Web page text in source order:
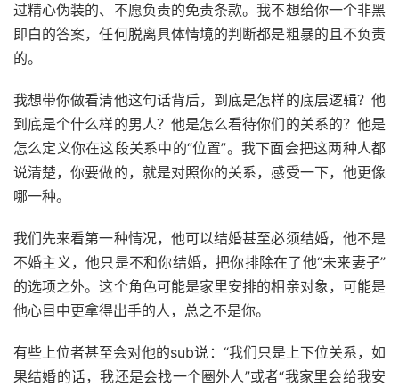
过精心伪装的、不愿负责的免责条款。我不想给你一个非黑
即白的答案，任何脱离具体情境的判断都是粗暴的且不负责
的。
我想带你做看清他这句话背后，到底是怎样的底层逻辑？他
到底是个什么样的男人？他是怎么看待你们的关系的？他是
怎么定义你在这段关系中的“位置”。我下面会把这两种人都
说清楚，你要做的，就是对照你的关系，感受一下，他更像
哪一种。
我们先来看第一种情况，他可以结婚甚至必须结婚，他不是
不婚主义，他只是不和你结婚，把你排除在了他“未来妻子”
的选项之外。这个角色可能是家里安排的相亲对象，可能是
他心目中更拿得出手的人，总之不是你。
有些上位者甚至会对他的sub说：“我们只是上下位关系，如
果结婚的话，我还是会找一个圈外人”或者“我家里会给我安